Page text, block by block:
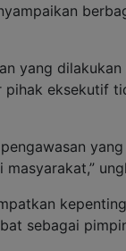
yang
eksekutif
sebagai